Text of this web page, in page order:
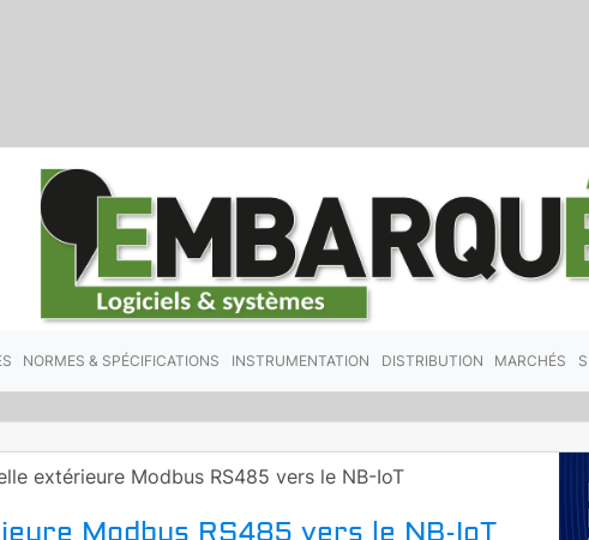
NORMES & SPÉCIFICATIONS INSTRUMENTATION DISTRIBUTION MARCHÉS
extérieure Modbus RS485 vers le NB-IoT
Modbus RS485 vers le NB-IoT